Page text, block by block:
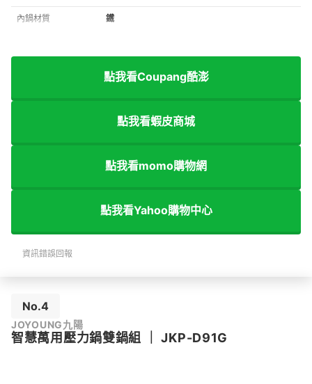
內鍋材質 鐵
點我看Coupang酷澎
點我看蝦皮商城
點我看momo購物網
點我看Yahoo購物中心
資訊錯誤回報
No.4
JOYOUNG九陽
智慧萬用壓力鍋雙鍋組 ｜JKP-D91G